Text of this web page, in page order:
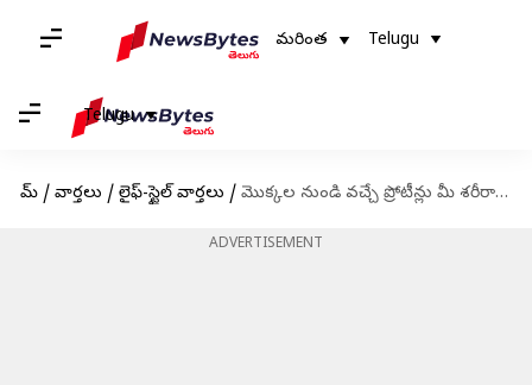
మరింత Telugu
Telugu
హోమ్ / వార్తలు / లైఫ్-స్టైల్ వార్తలు / మొక్కల నుండి వచ్చే ప్రోటీన్లు మీ శరీరానికి అందాలంటే ఎలాంటి ఆహారాలు తీసుకోవాలో తెలుసుకోండి.
ADVERTISEMENT